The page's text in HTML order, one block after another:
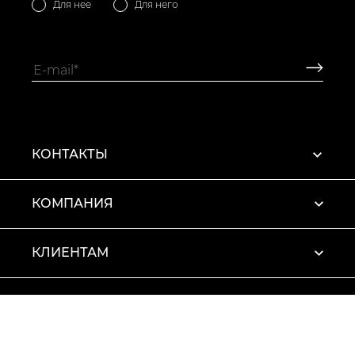
Для нее Для него
КОНТАКТЫ
КОМПАНИЯ
КЛИЕНТАМ